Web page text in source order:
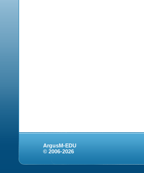
ArgusM-EDU
© 2006-2026